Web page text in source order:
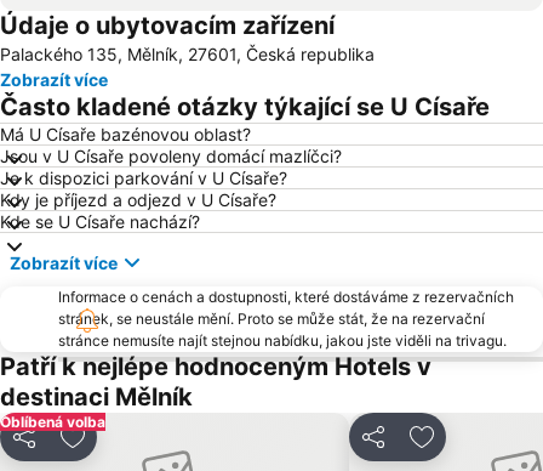
Vršovice
Výstaviště Praha - Holešovice
Chodov
Smíchov
Václavské náměstí
Na Kampě
Horní Počernice
Aquapalace Praha
Televizní věž Žižkov
Dejvice
Hostivař
Modřany
Old Town Square
Zbraslav
Suchdol
Stodůlky
Vyšehrad
Malá Strana
Stanice metra Anděl
Troja
Strašnice
Tančící dům
Řepy
Nemocnice Motol Metro Station
Údaje o ubytovacím zařízení
Palackého 135, Mělník, 27601, Česká republika
Zobrazít více
Často kladené otázky týkající se U Císaře
Má U Císaře bazénovou oblast?
Jsou v U Císaře povoleny domácí mazlíčci?
Je k dispozici parkování v U Císaře?
Kdy je příjezd a odjezd v U Císaře?
Kde se U Císaře nachází?
Zobrazít více
Informace o cenách a dostupnosti, které dostáváme z rezervačních
stránek, se neustále mění. Proto se může stát, že na rezervační
stránce nemusíte najít stejnou nabídku, jakou jste viděli na trivagu.
Patří k nejlépe hodnoceným Hotels v
destinaci Mělník
Oblíbená volba
Sdílet Přidat na seznam oblíbených hotelů
Sdílet Přidat na